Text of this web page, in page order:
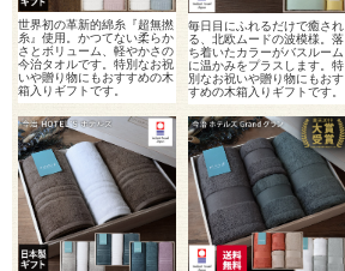
世界初の革新的綿糸『超無撚
糸』使用。かつてない柔らか
さとボリューム、軽やかさの
今治タオルです。特別なお祝
いや贈り物にもおすすめの木
箱入りギフトです。
毎日目にふれるだけで癒され
る、北欧ムードの波模様。落
ち着いたカラーがバスルーム
に温かみをプラスします。特
別なお祝いや贈り物にもおす
すめの木箱入りギフトです。